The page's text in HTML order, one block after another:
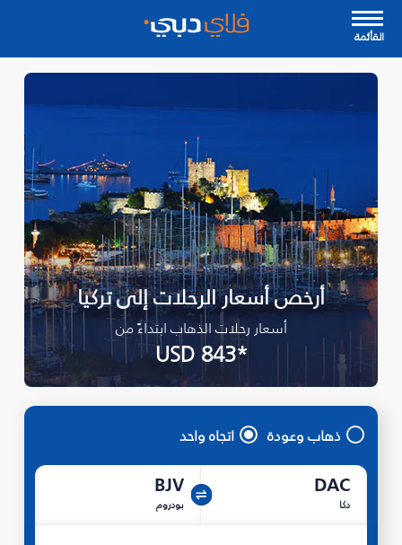
القأئمة
أرخص أسعار الرحلات إلى تركيا
أسعار رحلات الذهاب ابتداءً من
*USD 843
ذهاب وعودة اتجاه واحد
DAC
دكا
BJV
بودروم